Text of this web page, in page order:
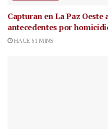
Capturan en La Paz
antecedentes por
HACE 51 MINS